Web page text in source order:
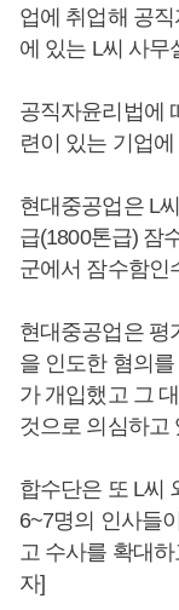
업에 취업해 공
에 있는 L씨 사무
공직자윤리법에
련이 있는 기업
현대중공업은 L
급(1800톤급) 잠
군에서 잠수함인
현대중공업은 평
을 인도한 혐의
가 개입했고 그
것으로 의심하고
합수단은 또 L씨
6~7명의 인사들
고 수사를 확대
자]